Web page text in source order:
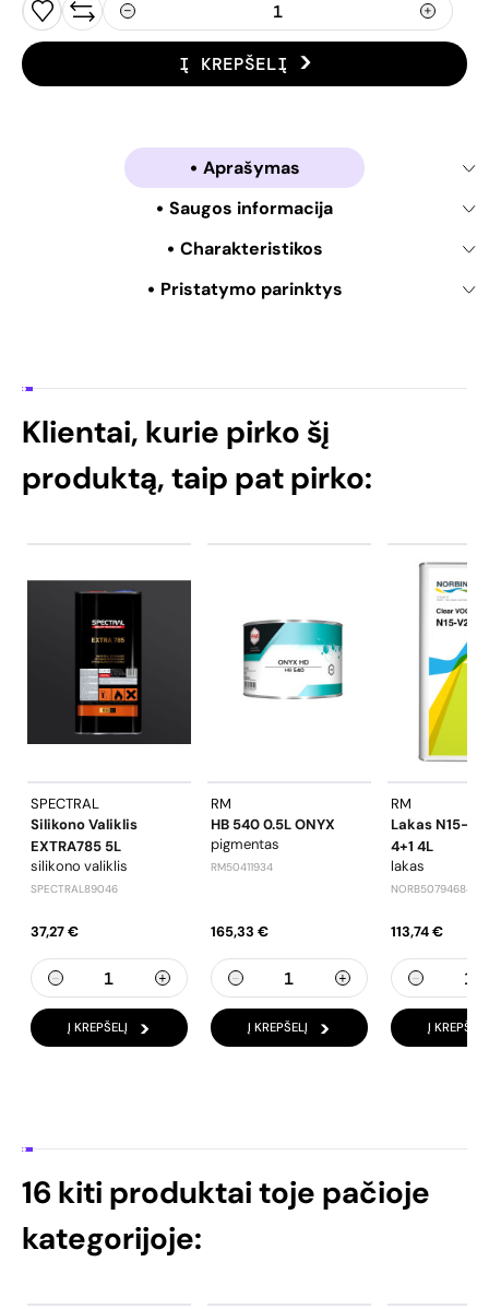
Į KREPŠELĮ
Aprašymas
Saugos informacija
Charakteristikos
Pristatymo parinktys
Klientai, kurie pirko šį
produktą, taip pat pirko:
SPECTRAL
Silikono Valiklis
EXTRA785 5L
silikono valiklis
SPECTRAL89046
37,27 €
Į KREPŠELĮ
RM
HB 540 0.5L ONYX
pigmentas
RM50411934
165,33 €
Į KREPŠELĮ
RM
Lakas N15-
4+1 4L
lakas
NORB50794684
113,74 €
Į KREPŠELĮ
16 kiti produktai toje pačioje
kategorijoje: